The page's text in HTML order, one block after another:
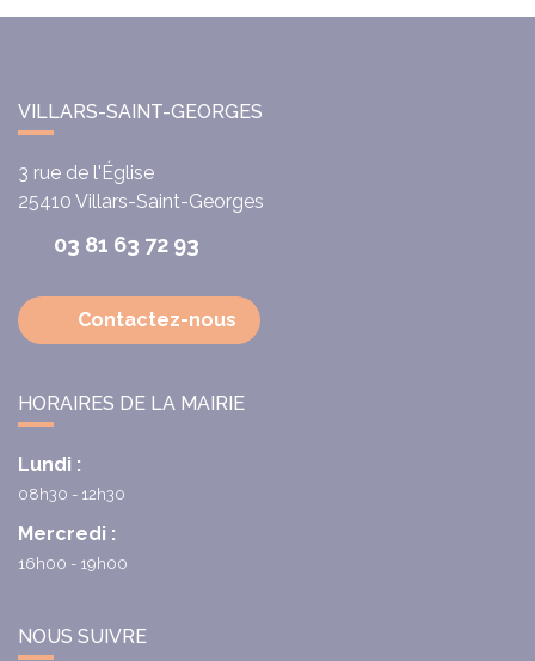
VILLARS-SAINT-GEORGES
3 rue de l'Église
25410 Villars-Saint-Georges
03 81 63 72 93
Contactez-nous
HORAIRES DE LA MAIRIE
Lundi :
08h30 - 12h30
Mercredi :
16h00 - 19h00
NOUS SUIVRE